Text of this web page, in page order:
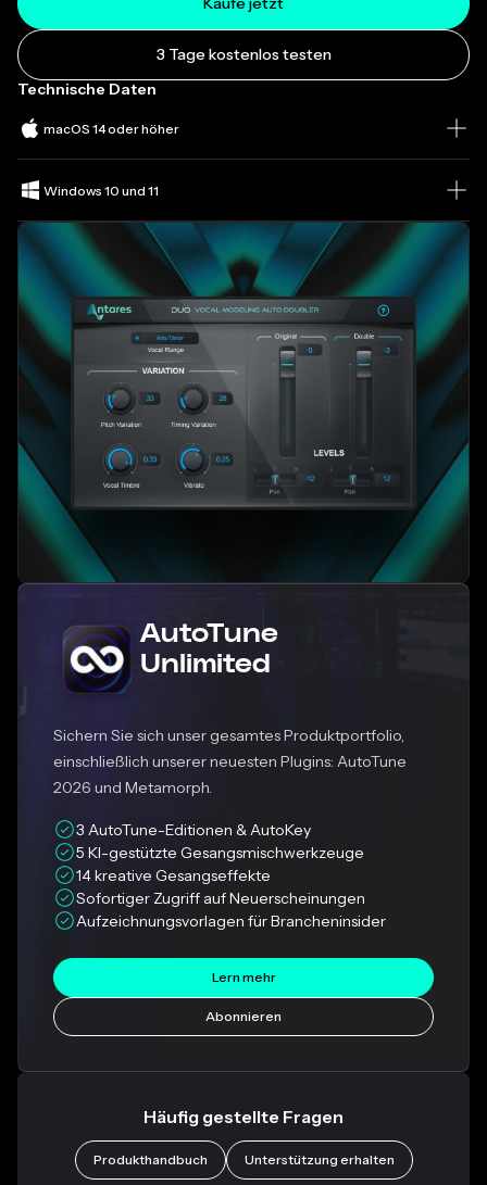
3 Tage kostenlos testen
Technische Daten
macOS 14 oder höher
Windows 10 und 11
AutoTune
Unlimited
Sichern Sie sich unser gesamtes Produktportfolio,
einschließlich unserer neuesten Plugins: AutoTune
2026 und Metamorph.
3 AutoTune-Editionen & AutoKey
5 KI-gestützte Gesangsmischwerkzeuge
14 kreative Gesangseffekte
Sofortiger Zugriff auf Neuerscheinungen
Aufzeichnungsvorlagen für Brancheninsider
Lern mehr
Abonnieren
Häufig gestellte Fragen
Produkthandbuch Unterstützung erhalten